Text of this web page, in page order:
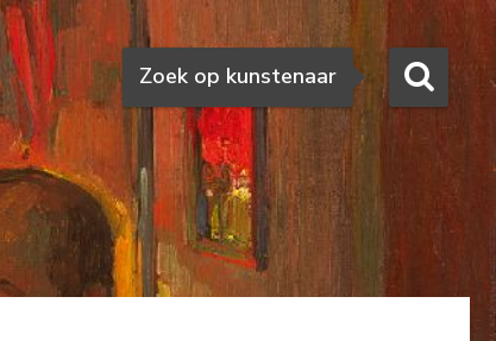
Zoeken
Zoek op kunstenaar